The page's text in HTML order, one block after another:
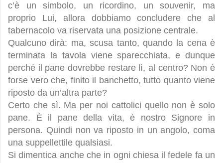
c’è un simbolo, un ricordino, un souvenir, ma
proprio Lui, allora dobbiamo concludere che al
tabernacolo va riservata una posizione centrale.
Qualcuno dirà: ma, scusa tanto, quando la cena è
terminata la tavola viene sparecchiata, e dunque
perché il pane dovrebbe restare lì, al centro? Non è
forse vero che, finito il banchetto, tutto quanto viene
riposto da un’altra parte?
Certo che sì. Ma per noi cattolici quello non è solo
pane. È il pane della vita, è nostro Signore in
persona. Quindi non va riposto in un angolo, coma
una suppellettile qualsiasi.
Si dimentica anche che in ogni chiesa il fedele fa un